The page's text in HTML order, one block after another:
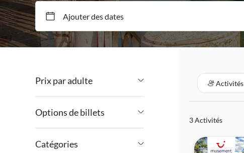
Ajouter des dates
Prix par adulte
Min € Max €
Options de billets
Catégories
Activités
3 Activités